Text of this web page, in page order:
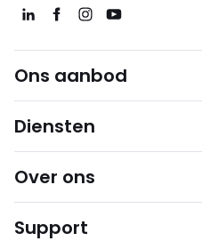
Ons aanbod
Diensten
Over ons
Support